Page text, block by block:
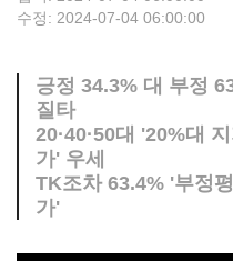
수정: 2024-07-04 06:00:00
긍정 34.3% 대 부정
질타
20·40·50대 '20%대
가' 우세
TK조차 63.4% '부정
가'